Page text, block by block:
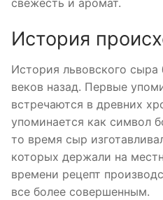
История
История львовского сыра
веков назад. Первые
встречаются в древних
упоминается как символ
то время сыр
которых держали на
времени рецепт
все более совершенным.